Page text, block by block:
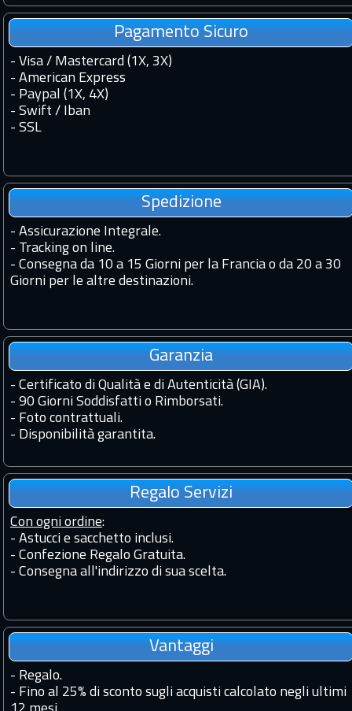
Pagamento Sicuro
- Visa / Mastercard (1X, 3X)
- American Express
- Paypal (1X, 4X)
- Swift / Iban
- SSL
Spedizione
- Assicurazione Integrale.
- Tracking on line.
- Consegna da 10 a 15 Giorni per la Francia o da 20 a 30
Giorni per le altre destinazioni.
Garanzia
- Certificato di Qualità e di Autenticità (GIA).
- 90 Giorni Soddisfatti o Rimborsati.
- Foto contrattuali.
- Disponibilità garantita.
Regalo Servizi
Con ogni ordine:
- Astucci e sacchetto inclusi.
- Confezione Regalo Gratuita.
- Consegna all'indirizzo di sua scelta.
Vantaggi
- Regalo.
- Fino al 25% di sconto sugli acquisti calcolato negli ultimi